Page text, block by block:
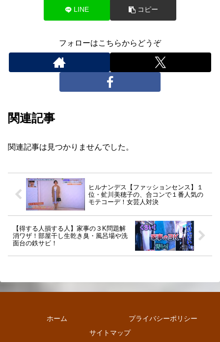
LINE コピー
フォローはこちらからどうぞ
関連記事
関連記事は見つかりませんでした。
ヒルナンデス【ファッションセンス】１
位・虻川美穂子の、合コンで１番人気の
モテコーデ！女芸人対決
【得する人損する人】家事の３K問題解
消ワザ！部屋干し生乾き臭・風呂場や洗
面台の鉄サビ！
ホーム
プライバシーポリシー
サイトマップ